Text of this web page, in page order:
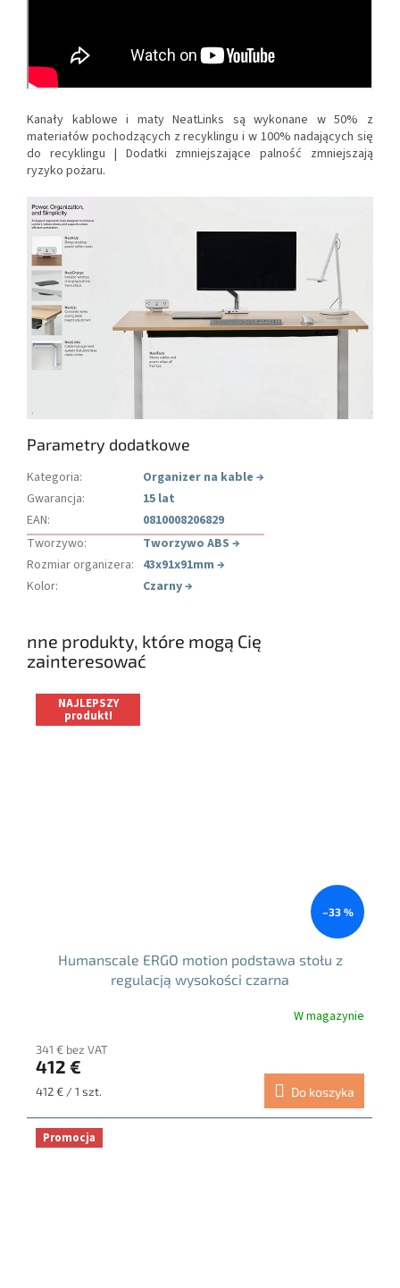
Kanały kablowe i maty NeatLinks są wykonane w 50% z
materiałów pochodzących z recyklingu i w 100% nadających się
do recyklingu | Dodatki zmniejszające palność zmniejszają
ryzyko pożaru.
Parametry dodatkowe
Kategoria: Organizer na kable →
Gwarancja:
15 lat
EAN:
0810008206829
Tworzywo: Tworzywo ABS →
Rozmiar organizera: 43x91x91mm →
Kolor: Czarny→
nne produkty, które mogą Cię
zainteresować
NAJLEPSZY
produkt!
–33 %
Humanscale ERGO motion podstawa stołu z
regulacją wysokości czarna
W magazynie
341 € bez VAT
412 €
Cena
412 € / 1 szt. Do koszyka
Promocja